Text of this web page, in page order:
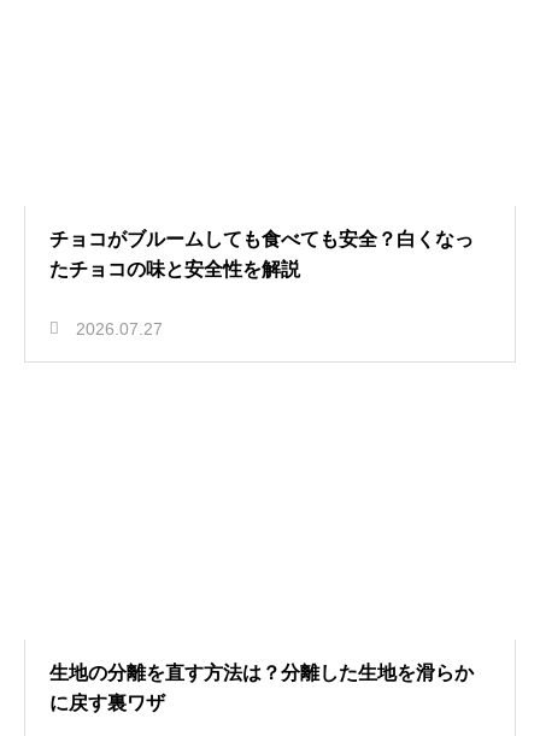
チョコがブルームしても食べても安全？白くなっ
たチョコの味と安全性を解説
2026.07.27
生地の分離を直す方法は？分離した生地を滑らか
に戻す裏ワザ